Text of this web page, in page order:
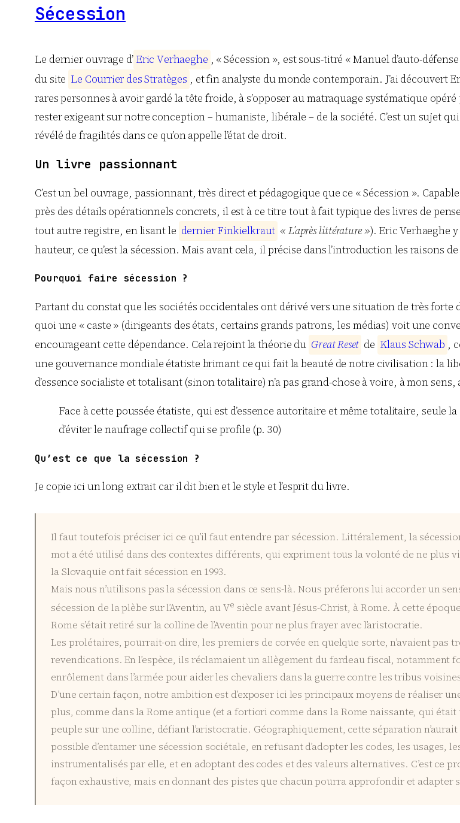
Sécession
Le dernier ouvrage d’ Eric Verhaeghe , « Sécession », est sous-titré « Manuel d’auto-
du site Le Courrier desStratèges , et fin analyste du monde contemporain. J’ai découvert
rares personnes à avoir gardé la tête froide, à s’opposer au matraquage systématique
rester exigeant sur notre conception – humaniste, libérale – de la société. C’est un sujet
révélé de fragilités dans ce qu’on appelle l’état de droit.
Un livre passionnant
C’est un bel ouvrage, passionnant, très direct et pédagogique que ce « Sécession ».
près des détails opérationnels concrets, il est à ce titre tout à fait typique des livres de
tout autre registre, en lisant le dernierFinkielkraut « L’après littérature »). Eric Verhaeghe
hauteur, ce qu’est la sécession. Mais avant cela, il précise dans l’introduction les raisons de
Pourquoi faire sécession ?
Partant du constat que les sociétés occidentales ont dérivé vers une situation de très
quoi une « caste » (dirigeants des états, certains grands patrons, les médias) voit une
encourageant cette dépendance. Cela rejoint la théorie du GreatReset de Klaus Schwab ,
une gouvernance mondiale étatiste brimant ce qui fait la beauté de notre civilisation : la
d’essence socialiste et totalisant (sinon totalitaire) n’a pas grand-chose à voire, à mon
Face à cette poussée étatiste, qui est d’essence autoritaire et même totalitaire, seule
d’éviter le naufrage collectif qui se profile (p. 30)
Qu’est ce que la sécession ?
Je copie ici un long extrait car il dit bien et le style et l’esprit du livre.
Il faut toutefois préciser ici ce qu’il faut entendre par sécession. Littéralement, la
mot a été utilisé dans des contextes différents, qui expriment tous la volonté de ne plus
la Slovaquie ont fait sécession en 1993.
Mais nous n’utilisons pas la sécession dans ce sens-là. Nous préferons lui accorder un
sécession de la plèbe sur l’Aventin, au Ve siècle avant Jésus-Christ, à Rome. À cette
Rome s’était retiré sur la colline de l’Aventin pour ne plus frayer avec l’aristocratie.
Les prolétaires, pourrait-on dire, les premiers de corvée en quelque sorte, n’avaient
revendications. En l’espèce, ils réclamaient un allègement du fardeau fiscal, notamment
enrôlement dans l’armée pour aider les chevaliers dans la guerre contre les tribus
D’une certain façon, notre ambition est d’exposer ici les principaux moyens de réaliser
plus, comme dans la Rome antique (et a fortiori comme dans la Rome naissante, qui
peuple sur une colline, défiant l’aristocratie. Géographiquement, cette séparation
possible d’entamer une sécession sociétale, en refusant d’adopter les codes, les
instrumentalisés par elle, et en adoptant des codes et des valeurs alternatives. C’est ce
façon exhaustive, mais en donnant des pistes que chacun pourra approfondir et adapter